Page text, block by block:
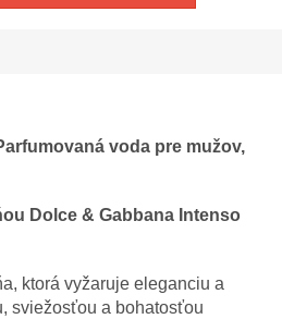
voda pre mužov,
Dolce & Gabbana Intenso
ktorá vyžaruje eleganciu a
sviežosťou a bohatosťou